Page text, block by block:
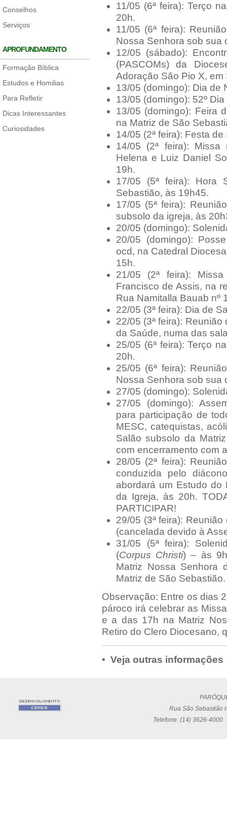
Conselhos
Serviços
APROFUNDAMENTO
Formação Bíblica
Estudos e Homilias
Para Refletir
Dicas Interessantes
Curiosidades
11/05 (6ª feira): Terço
20h.
11/05 (6ª feira):
Nossa Senhora sob sua
12/05 (sábado):
(PASCOMs) da
Adoração São Pio X,
13/05 (domingo): Dia de
13/05 (domingo): 52º
13/05 (domingo): Feira
na Matriz de São
14/05 (2ª feira): Festa
14/05 (2ª feira):
Helena e Luiz Daniel
19h.
17/05 (5ª feira): Hora
Sebastião, às 19h45.
17/05 (5ª feira):
subsolo da igreja, às
20/05 (domingo):
20/05 (domingo):
ocd, na Catedral
15h.
21/05 (2ª feira):
Francisco de Assis, na
Rua Namitalla Bauab nº
22/05 (3ª feira): Dia de
22/05 (3ª feira):
da Saúde, numa das
25/05 (6ª feira): Terço
20h.
25/05 (6ª feira):
Nossa Senhora sob sua
27/05 (domingo):
27/05 (domingo):
para participação de
MESC, catequistas,
Salão subsolo da
com encerramento com
28/05 (2ª feira):
conduzida pelo
abordará um Estudo
da Igreja, às 20h.
PARTICIPAR!
29/05 (3ª feira):
(cancelada devido à
31/05 (5ª feira):
(Corpus Christi) – às
Matriz Nossa Senhora
Matriz de São Sebastião.
Observação: Entre os dias
pároco irá celebrar as
e a das 17h na Matriz
Retiro do Clero Diocesano,
• Veja outras informações
Rua São Sebastião
Telefone: (14) 3626-